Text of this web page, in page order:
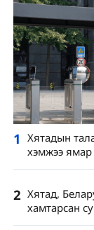
1 Хятадын
хэмжээ ямар
2 Хятад,
хамтарсан